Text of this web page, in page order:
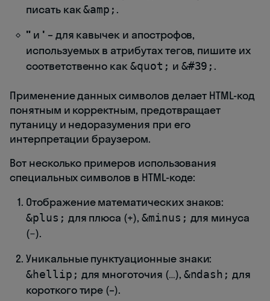
писать как&amp; .
"и ' – для кавычек и апострофов,
используемых в атрибутах тегов, пишите их
соответственно как&quot; и &#39; .
Применение данных символов делает HTML-код
понятным и корректным, предотвращает
путаницу и недоразумения при его
интерпретации браузером.
Вот несколько примеров использования
специальных символов в HTML-коде:
Отображение математических знаков:
&plus; для плюса (+), &minus; для минуса
(−).
Уникальные пунктуационные знаки:
&hellip; для многоточия (…), &ndash; для
короткого тире (–).